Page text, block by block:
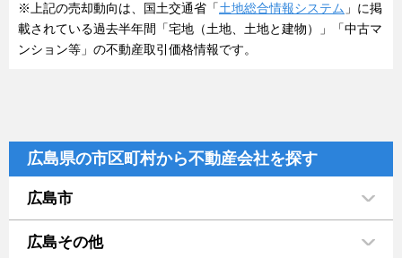
※上記の売却動向は、国土交通省「土地総合情報システム 」に掲
載されている過去半年間「宅地（土地、土地と建物）」「中古マ
ンション等」の不動産取引価格情報です。
広島県の市区町村から不動産会社を探す
広島市
広島その他